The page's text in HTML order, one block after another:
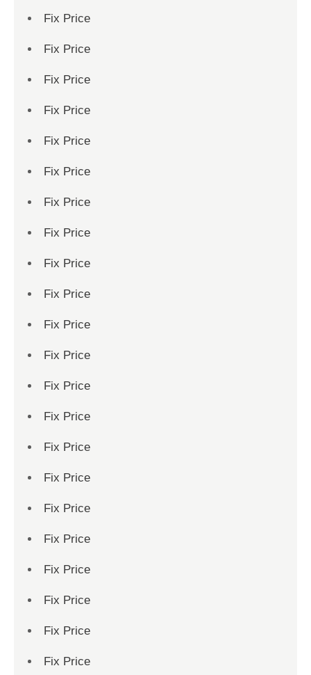
Fix Price
Fix Price
Fix Price
Fix Price
Fix Price
Fix Price
Fix Price
Fix Price
Fix Price
Fix Price
Fix Price
Fix Price
Fix Price
Fix Price
Fix Price
Fix Price
Fix Price
Fix Price
Fix Price
Fix Price
Fix Price
Fix Price